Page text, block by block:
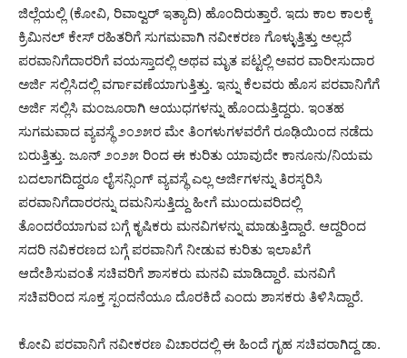
ಜಿಲ್ಲೆಯಲ್ಲಿ (ಕೋವಿ, ರಿವಾಲ್ವರ್ ಇತ್ಯಾದಿ) ಹೊಂದಿರುತ್ತಾರೆ. ಇದು ಕಾಲ ಕಾಲಕ್ಕೆ
ಕ್ರಿಮಿನಲ್ ಕೇಸ್ ರಹಿತರಿಗೆ ಸುಗಮವಾಗಿ ನವೀಕರಣ ಗೊಳ್ಳುತ್ತಿತ್ತು ಅಲ್ಲದೆ
ಪರವಾನಿಗೆದಾರರಿಗೆ ವಯಸ್ತಾದಲ್ಲಿ ಅಥವ ಮೃತ ಪಟ್ಟಲ್ಲಿ ಅವರ ವಾರೀಸುದಾರ
ಅರ್ಜಿ ಸಲ್ಲಿಸಿದಲ್ಲಿ ವರ್ಗಾವಣೆಯಾಗುತ್ತಿತ್ತು. ಇನ್ನು ಕೆಲವರು ಹೊಸ ಪರವಾನಿಗೆಗೆ
ಅರ್ಜಿ ಸಲ್ಲಿಸಿ ಮಂಜೂರಾಗಿ ಆಯುಧಗಳನ್ನು ಹೊಂದುತ್ತಿದ್ದರು. ಇಂತಹ
ಸುಗಮವಾದ ವ್ಯವಸ್ಥೆ ೨೦೨೫ರ ಮೇ ತಿಂಗಳುಗಳವರೆಗೆ ರೂಢಿಯಿಂದ ನಡೆದು
ಬರುತ್ತಿತ್ತು. ಜೂನ್ ೨೦೨೫ ರಿಂದ ಈ ಕುರಿತು ಯಾವುದೇ ಕಾನೂನು/ನಿಯಮ
ಬದಲಾಗದಿದ್ದರೂ ಲೈಸನ್ಸಿಂಗ್ ವ್ಯವಸ್ಥೆ ಎಲ್ಲ ಅರ್ಜಿಗಳನ್ನು ತಿರಸ್ಕರಿಸಿ
ಪರವಾನಿಗೆದಾರರನ್ನು ದಮನಿಸುತ್ತಿದ್ದು ಹೀಗೆ ಮುಂದುವರಿದಲ್ಲಿ
ತೊಂದರೆಯಾಗುವ ಬಗ್ಗೆ ಕೃಷಿಕರು ಮನವಿಗಳನ್ನು ಮಾಡುತ್ತಿದ್ದಾರೆ. ಆದ್ದರಿಂದ
ಸದರಿ ನವಿಕರಣದ ಬಗ್ಗೆ ಪರವಾನಿಗೆ ನೀಡುವ ಕುರಿತು ಇಲಾಖೆಗೆ
ಆದೇಶಿಸುವಂತೆ ಸಚಿವರಿಗೆ ಶಾಸಕರು ಮನವಿ ಮಾಡಿದ್ದಾರೆ. ಮನವಿಗೆ
ಸಚಿವರಿಂದ ಸೂಕ್ತ ಸ್ಪಂದನೆಯೂ ದೊರಕಿದೆ ಎಂದು ಶಾಸಕರು ತಿಳಿಸಿದ್ದಾರೆ.
ಕೋವಿ ಪರವಾನಿಗೆ ನವೀಕರಣ ವಿಚಾರದಲ್ಲಿ ಈ ಹಿಂದೆ ಗೃಹ ಸಚಿವರಾಗಿದ್ದ ಡಾ.